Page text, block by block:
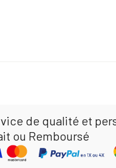
de qualité et
ou Remboursé